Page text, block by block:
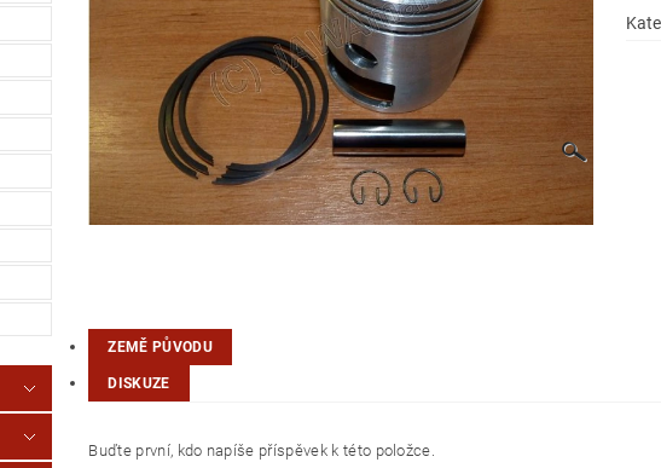
ZEMĚ PŮVODU
DISKUZE
Buďte první, kdo napíše příspěvek k této položce.